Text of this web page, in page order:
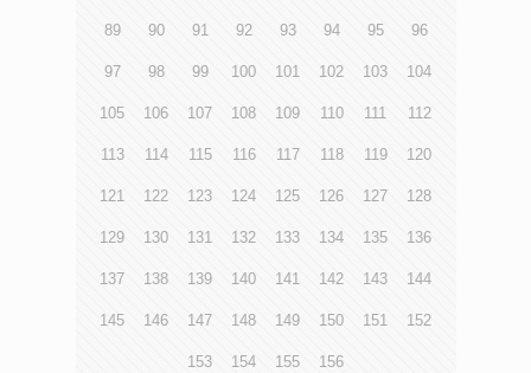
89 90 91 92 93 94 95 96
97 98 99 100 101 102 103 104
105 106 107 108 109 110 111 112
113 114 115 116 117 118 119 120
121 122 123 124 125 126 127 128
129 130 131 132 133 134 135 136
137 138 139 140 141 142 143 144
145 146 147 148 149 150 151 152
153 154 155 156